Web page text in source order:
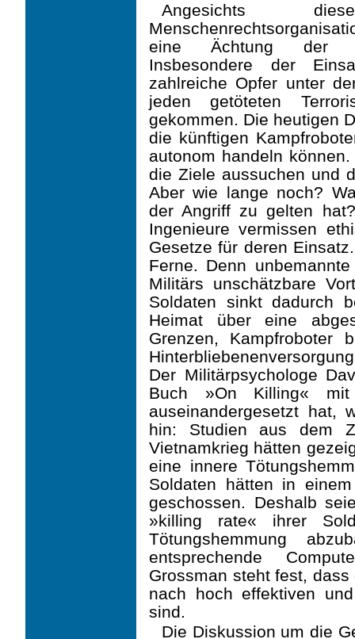
Angesichts
eine Ächtung der
Insbesondere der
zahlreiche Opfer unter
jeden getöteten
gekommen. Die heutigen
die künftigen
autonom handeln
die Ziele aussuchen und
Aber wie lange noch?
der Angriff zu gelten
Ingenieure vermissen
Gesetze für deren
Ferne. Denn
Militärs unschätzbare
Soldaten sinkt dadurch
Heimat über eine
Grenzen, Kampfroboter
Der Militärpsychologe
Buch »On Killing«
auseinandergesetzt hat,
hin: Studien aus dem
Vietnamkrieg hätten
eine innere
Soldaten hätten in
geschossen. Deshalb
»killing rate« ihrer
Tötungshemmung
entsprechende
Grossman steht fest,
nach hoch effektiven
sind.
Die Diskussion um die